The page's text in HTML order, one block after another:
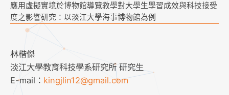
應用虛擬實境於博物館導覽教學對大學生學習成效與科技接受
度之影響研究：以淡江大學海事博物館為例
林楷傑
淡江大學教育科技學系研究所 研究生
E-mail： kingjlin12@gmail.com